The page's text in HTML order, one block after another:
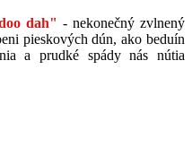
dah" - nekonečný zvlnený
pieskových dún, ako beduín
a prudké spády nás nútia